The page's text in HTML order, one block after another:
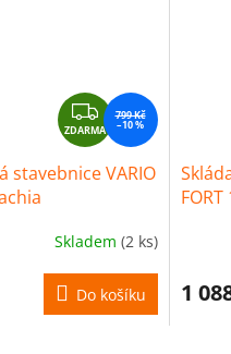
Z
D
A
R
A
ZDARMA
799 Kč
–10 %
stavebnice VARIO
Skladem (2 ks)
Do košíku 1